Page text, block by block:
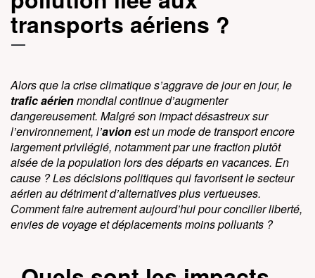
transports aériens ?
Alors que la crise climatique s’aggrave de jour en jour, le
trafic aérienmondial continue d’augmenter
dangereusement. Malgré son impact désastreux sur
l’environnement, l’avionest un mode de transport encore
largement privilégié, notamment par une fraction plutôt
aisée de la population lors des départs en vacances. En
cause ? Les décisions politiques qui favorisent le secteur
aérien au détriment d’alternatives plus vertueuses.
Comment faire autrement aujourd’hui pour concilier liberté,
envies de voyage et déplacements moins polluants ?